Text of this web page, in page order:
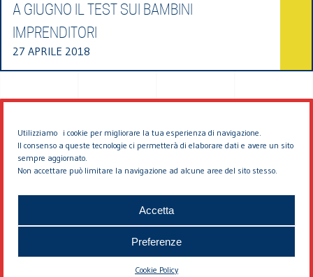
Utilizziamo i cookie per migliorare la tua esperienza di navigazione.
Il consenso a queste tecnologie ci permetterà di elaborare dati e avere un sito
sempre aggiornato.
Non accettare può limitare la navigazione ad alcune aree del sito stesso.
Accetta
Preferenze
Cookie Policy
A GIUGNO IL TEST SUI BAMBINI
IMPRENDITORI
27 APRILE 2018
© 2026 EDDYBURG